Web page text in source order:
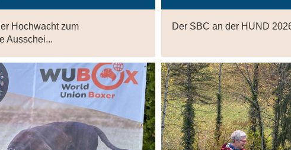
Hochwacht zum
Ausschei...
Der SBC an der HUND